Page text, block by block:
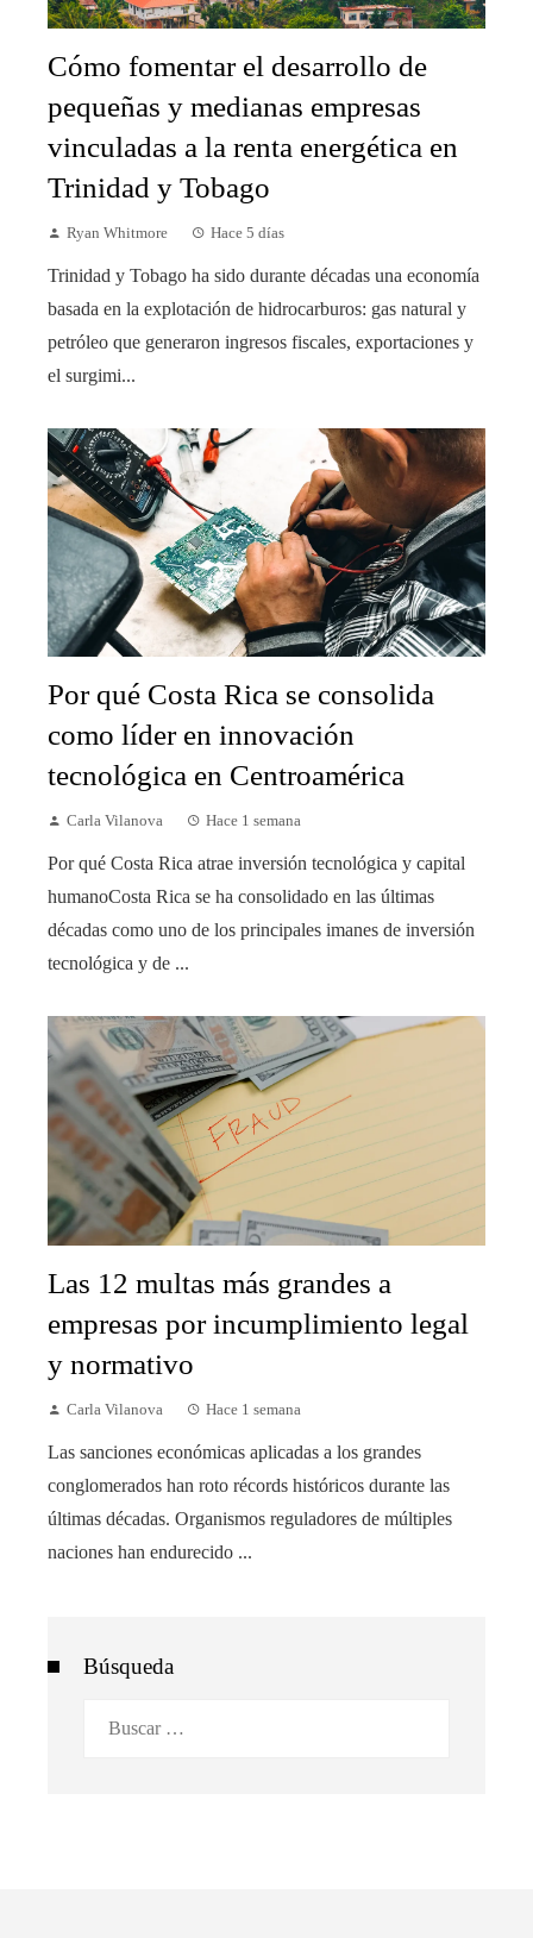
Cómo fomentar el desarrollo de
pequeñas y medianas empresas
vinculadas a la renta energética en
Trinidad y Tobago
Ryan Whitmore Hace 5 días
Trinidad y Tobago ha sido durante décadas una economía
basada en la explotación de hidrocarburos: gas natural y
petróleo que generaron ingresos fiscales, exportaciones y
el surgimi...
Por qué Costa Rica se consolida
como líder en innovación
tecnológica en Centroamérica
Carla Vilanova Hace 1 semana
Por qué Costa Rica atrae inversión tecnológica y capital
humanoCosta Rica se ha consolidado en las últimas
décadas como uno de los principales imanes de inversión
tecnológica y de ...
Las 12 multas más grandes a
empresas por incumplimiento legal
y normativo
Carla Vilanova Hace 1 semana
Las sanciones económicas aplicadas a los grandes
conglomerados han roto récords históricos durante las
últimas décadas. Organismos reguladores de múltiples
naciones han endurecido ...
Búsqueda